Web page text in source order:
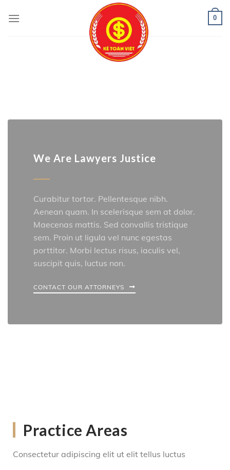
0
We Are Lawyers Justice
Curabitur tortor. Pellentesque nibh.
Aenean quam. In scelerisque sem at dolor.
Maecenas mattis. Sed convallis tristique
sem. Proin ut ligula vel nunc egestas
porttitor. Morbi lectus risus, iaculis vel,
suscipit quis, luctus non.
CONTACT OUR ATTORNEYS
Practice Areas
Consectetur adipiscing elit ut elit tellus luctus